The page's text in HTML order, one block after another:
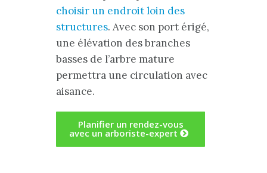
choisir un endroit loin des
structures. Avec son port érigé,
une élévation des branches
basses de l’arbre mature
permettra une circulation avec
aisance.
Planifier un rendez-vous
avec un arboriste-expert